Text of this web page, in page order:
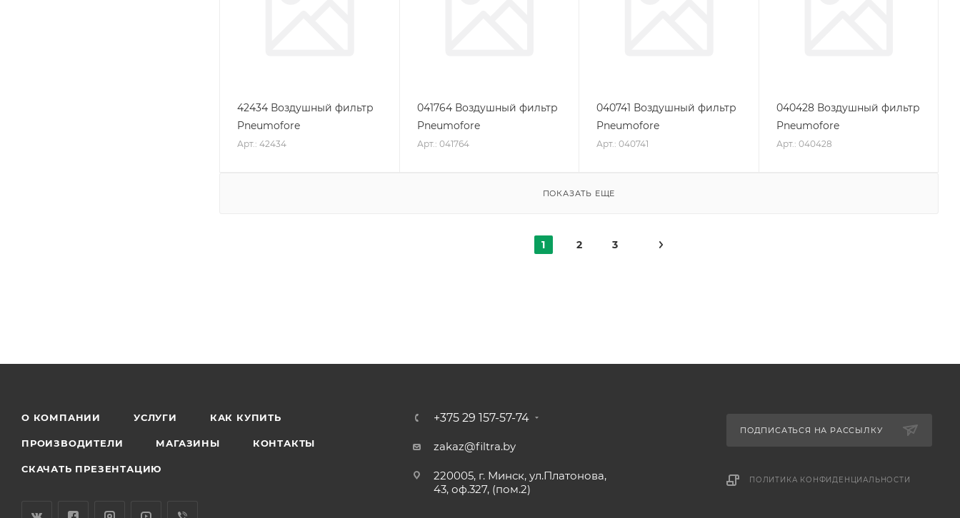
42434 Воздушный фильтр
Pneumofore
Арт.: 42434
041764 Воздушный фильтр
Pneumofore
Арт.: 041764
040741 Воздушный фильтр
Pneumofore
Арт.: 040741
040428 Воздушный фильтр
Pneumofore
Арт.: 040428
ПОКАЗАТЬ ЕЩЕ
1 2 3
О КОМПАНИИ УСЛУГИ КАК КУПИТЬ
ПРОИЗВОДИТЕЛИ МАГАЗИНЫ КОНТАКТЫ
СКАЧАТЬ ПРЕЗЕНТАЦИЮ
+375 29 157-57-74
zakaz@filtra.by
220005, г. Минск, ул.Платонова,
43, оф.327, (пом.2)
ПОДПИСАТЬСЯ НА РАССЫЛКУ
ПОЛИТИКА КОНФИДЕНЦИАЛЬНОСТИ